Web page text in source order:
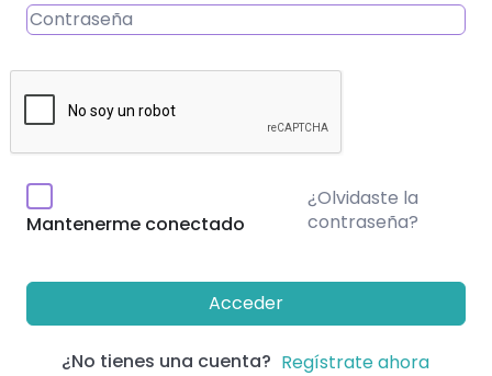
Mantenerme conectado
¿Olvidaste la
contraseña?
Acceder
¿No tienes una cuenta? Regístrate ahora